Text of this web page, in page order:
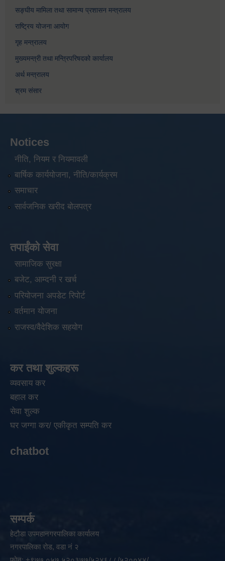
सङ्घीय मामिला तथा सामान्य प्रशासन मन्त्रालय
राष्ट्रिय योजना आयोग
गृह मन्त्रालय
मुख्यमन्त्री तथा मन्त्रिपरिषदको कार्यालय
अर्थ मन्त्रालय
श्रम संसार
Notices
नीति, नियम र नियमावली
बार्षिक कार्ययोजना, नीति/कार्यक्रम
समाचार
सार्वजनिक खरीद बोलपत्र
तपाईंको सेवा
सामाजिक सुरक्षा
बजेट, आम्दनी र खर्च
परियोजना अपडेट रिपोर्ट
वर्तमान योजना
राजस्व/वैदेशिक सहयोग
कर तथा शुल्कहरू
व्यवसाय कर
बहाल कर
सेवा शुल्क
घर जग्गा कर/ एकीकृत सम्पति कर
chatbot
सम्पर्क
हेटौडा उपमहानगरपालिका कार्यालय
नगरपालिका रोड, वडा नं २